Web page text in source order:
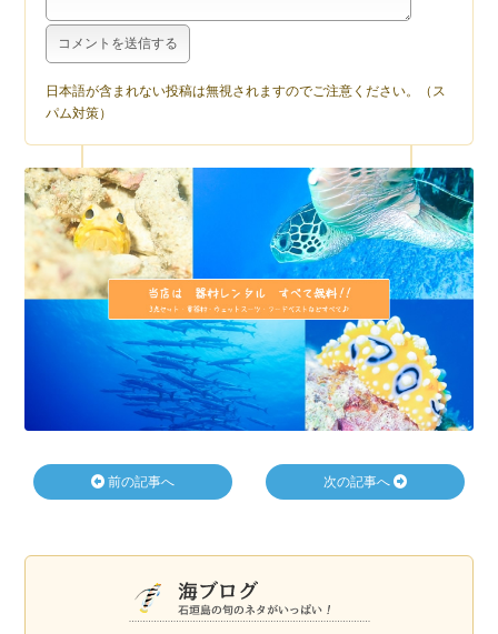
日本語が含まれない投稿は無視されますのでご注意ください。（ス
パム対策）
前の記事へ 次の記事へ